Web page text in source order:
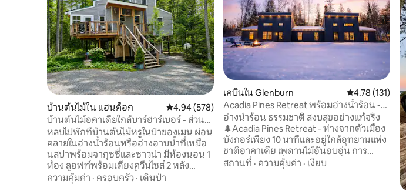
บ้านต้นไม้ใน แฮนค็อก คะแนนเฉลี่ย 4.94 จาก 5, 578 รีวิว
4.94 (578)
บ้านต้นไม้อคาเดียใกล้บาร์ฮาร์เบอร์ - ส่วน
ตัวหรูหรา
หลบไปพักที่บ้านต้นไม้หรูในป่าของเมน ผ่อน
คลายในอ่างน้ำร้อนหรืออ่างอาบน้ำที่เหมือ
นสปาพร้อมจากุซซี่และซาวน่า มีห้องนอน 1
ห้อง ลอฟท์พร้อมเตียงควีนไซส์ 2 หลัง
ห้องน้ำ 1 ห้องและห้องน้ำรวม 1 ห้อง ห้อง
ครัว เตาผิง อ่างน้ำร้อน ห้องซักรีด ระเบียงที่
ความคุ้มค่า · ครอบครัว · เดินป่า
เคบินใน Glenburn คะแนนเฉลี่ย
4.78 (131)
Acadia Pines Retreat พร้อมอ่างน้ำร้อน -
10 นาทีถึงตัวเมืองแบงกอร์
อ่างน้ำร้อน ธรรมชาติ สงบสุขอย่างแท้จริง
🌲Acadia Pines Retreat - ห่างจากตัวเมือง
บังกอร์เพียง 10 นาทีและอยู่ใกล้อุทยานแห่ง
ชาติอาคาเดีย เพดานไม้อันอบอุ่น การ
ตกแต่งภายในที่คัดสรรมาอย่างดี และช่วง
เวลาอันอบอุ่นในป่าเมนอันงดงาม ที่พักแห่ง
สถานที่ · ความคุ้มค่า · เงียบ